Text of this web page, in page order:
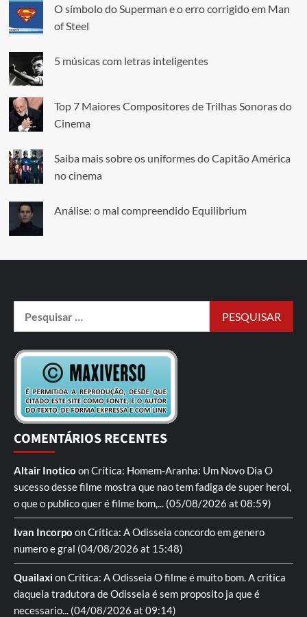
O símbolo do Superman e o erro corrigido em Man
of Steel
5 músicas com letras inteligentes
Top 7 Maiores Compositores de Trilhas Sonoras do
Cinema
Saiba mais sobre os uniformes do Capitão América
no cinema
Análise: o mal compreendido Equilibrium
COMENTÁRIOS RECENTES
Altair Inotico onCrítica: Homem-Aranha: Um Novo Dia O
sucesso desse filme mostra que nao tem fadiga de super heroi,
o que o publico quer é filme bom,... (05/08/2026 at 08:59)
Ivan Incorpo onCrítica: A Odisseia concordo em genero
numero e gral (04/08/2026 at 15:48)
QuailaxionCrítica: A Odisseia O filme é muito bom. A critica
daquela tradutora de Odisseia é sem proposito ja que é
necessario... (04/08/2026 at 09:14)